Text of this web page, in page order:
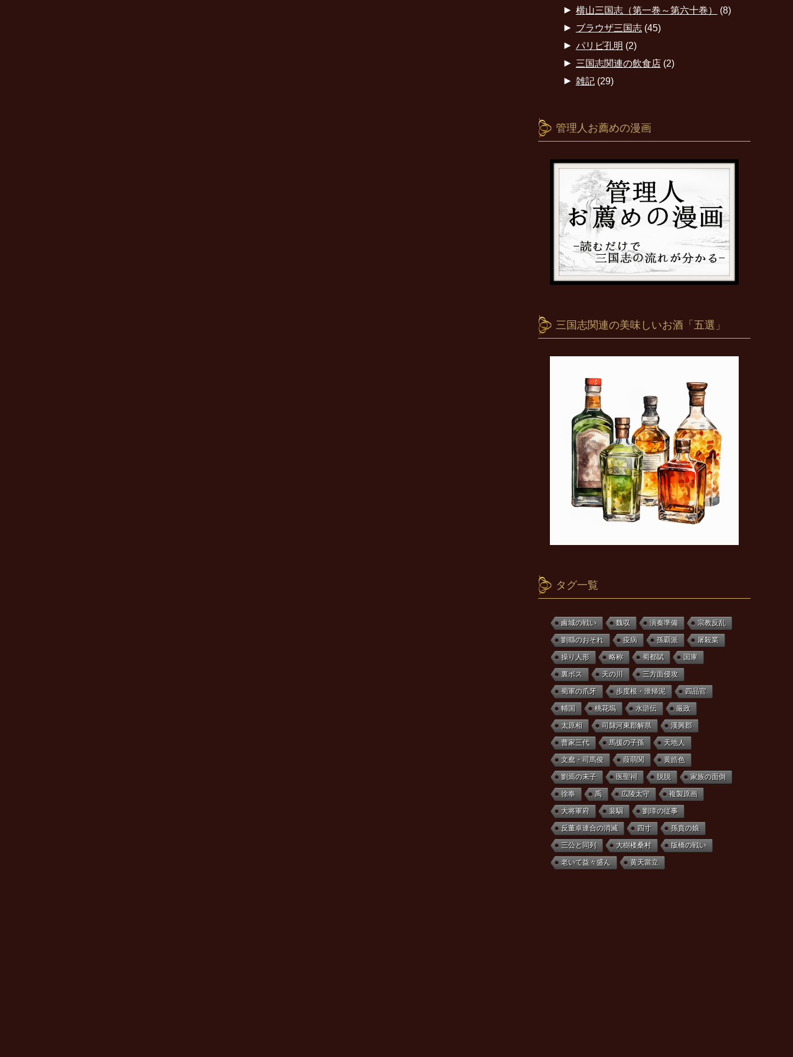
► 横山三国志（第一巻～第六十巻） (8)
► ブラウザ三国志(45)
► パリピ孔明 (2)
► 三国志関連の飲食店(2)
► 雑記(29)
管理人お薦めの漫画
三国志関連の美味しいお酒「五選」
タグ一覧
鹵城の戦い 魏収 演奏準備 宗教反乱
劉繇のおそれ 疫病 孫覇派 屠殺業
操り人形 略称 蜀都賦 国庫
裏ボス 天の川 三方面侵攻
蜀軍の爪牙 歩度根・泄帰泥 四品官
輔国 桃花塢 水滸伝 厳政
太原相 司隸河東郡解県 漢興郡
曹家三代 馬援の子孫 天地人
文鴦・司馬俊 葭萌関 黄皓色
劉焉の末子 医聖祠 脱脱 家族の面倒
徐奉 禹 広陵太守 複製原画
大将軍府 裴駰 劉璋の従事
反董卓連合の消滅 四寸 孫賁の娘
三公と同列 大樹楼桑村 版橋の戦い
老いて益々盛ん 黄天當立